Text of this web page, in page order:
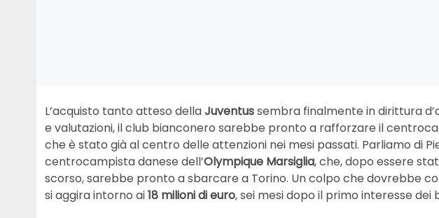
L’acquisto tanto atteso dellaJuventussembra finalmente in dirittura
e valutazioni, il club bianconero sarebbe pronto a rafforzare il
che è stato già al centro delle attenzioni nei mesi passati. Parliamo di
centrocampista danese dell’Olympique Marsiglia, che, dopo essere
scorso, sarebbe pronto a sbarcare a Torino. Un colpo che dovrebbe
si aggira intorno ai18 milioni di euro, sei mesi dopo il primo interesse dei